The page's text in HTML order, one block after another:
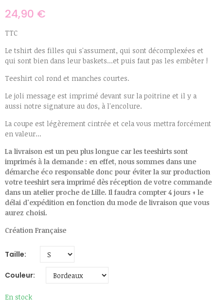
24,90 €
TTC
Le tshirt des filles qui s'assument, qui sont décomplexées et
qui sont bien dans leur baskets...et puis faut pas les embêter !
Teeshirt col rond et manches courtes.
Le joli message est imprimé devant sur la poitrine et il y a
aussi notre signature au dos, à l'encolure.
La coupe est légèrement cintrée et cela vous mettra forcément
en valeur...
La livraison est un peu plus longue car les teeshirts sont
imprimés à la demande : en effet, nous sommes dans une
démarche éco responsable donc pour éviter la sur production
votre teeshirt sera imprimé dès réception de votre commande
dans un atelier proche de Lille. Il faudra compter 4 jours + le
délai d'expédition en fonction du mode de livraison que vous
aurez choisi.
Création Française
Taille
Couleur
En stock